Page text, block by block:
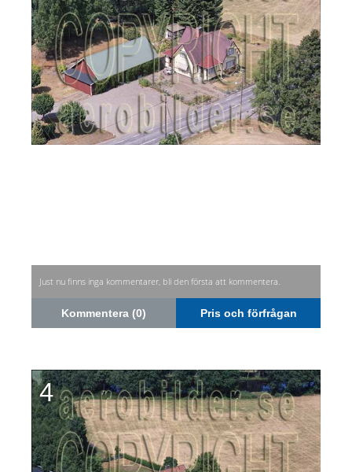
Just nu finns inga kommentarer, bli den första att kommentera.
Kommentera (0) Pris och förfrågan
4